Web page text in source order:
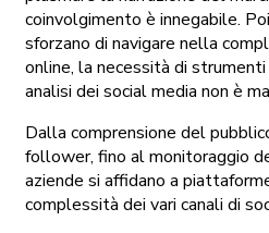
coinvolgimento è innegabile.
sforzano di navigare nella
online, la necessità di
analisi dei social media non è
Dalla comprensione del
follower, fino al monitoraggio
aziende si affidano a
complessità dei vari canali di